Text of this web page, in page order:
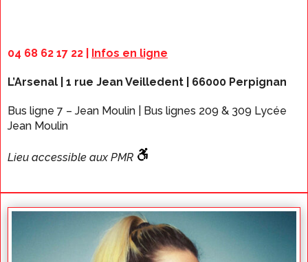
04 68 62 17 22 | Infos en ligne
L’Arsenal | 1 rue Jean Veilledent | 66000 Perpignan
Bus ligne 7 – Jean Moulin | Bus lignes 209 & 309 Lycée
Jean Moulin
Lieu accessible aux PMR